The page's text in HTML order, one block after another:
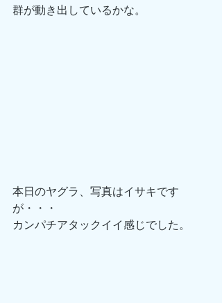
群が動き出しているかな。
本日のヤグラ、写真はイサキです
が・・・
カンパチアタックイイ感じでした。